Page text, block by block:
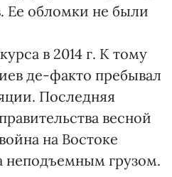
Ее обломки не были
в 2014 г. К тому
де-факто пребывал
Последняя
весной
на Востоке
неподъемным грузом.